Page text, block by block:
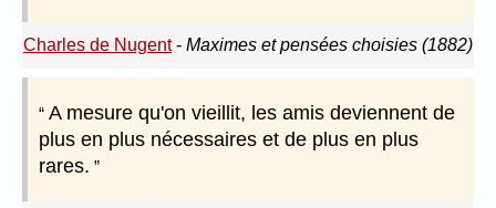
Charles de Nugent- Maximes et pensées choisies (1882)
A mesure qu'on vieillit, les amis deviennent de
plus en plus nécessaires et de plus en plus
rares.